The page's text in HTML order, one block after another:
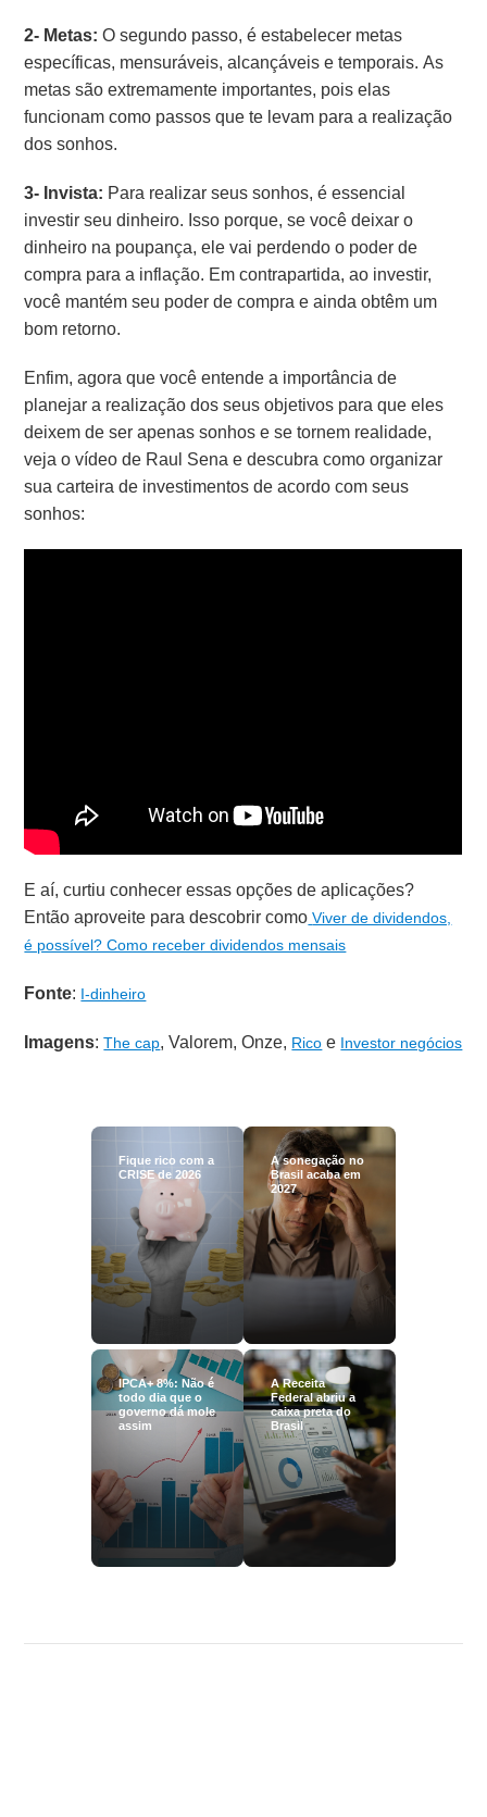
2- Metas:O segundo passo, é estabelecer metas
específicas, mensuráveis, alcançáveis e temporais. As
metas são extremamente importantes, pois elas
funcionam como passos que te levam para a realização
dos sonhos.
3- Invista: Para realizar seus sonhos, é essencial
investir seu dinheiro. Isso porque, se você deixar o
dinheiro na poupança, ele vai perdendo o poder de
compra para a inflação. Em contrapartida, ao investir,
você mantém seu poder de compra e ainda obtêm um
bom retorno.
Enfim, agora que você entende a importância de
planejar a realização dos seus objetivos para que eles
deixem de ser apenas sonhos e se tornem realidade,
veja o vídeo de Raul Sena e descubra como organizar
sua carteira de investimentos de acordo com seus
sonhos:
E aí, curtiu conhecer essas opções de aplicações?
Então aproveite para descobrir como Viver de dividendos,
é possível? Como receber dividendos mensais
Fonte: I-dinheiro
Imagens:The cap, Valorem, Onze, Rico e Investor negócios
Fique rico com a
CRISE de 2026
A sonegação no
Brasil acaba em
2027
IPCA+ 8%: Não é
todo dia que o
governo dá mole
assim
A Receita
Federal abriu a
caixa preta do
Brasil